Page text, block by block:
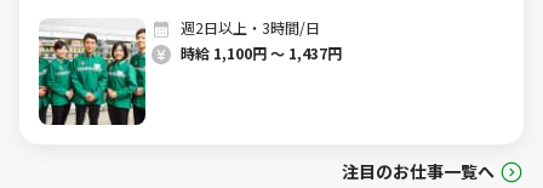
週2日以上・3時間/日
時給 1,100円 ～ 1,437円
注目のお仕事一覧へ